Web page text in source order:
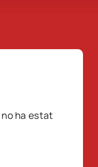
no ha estat